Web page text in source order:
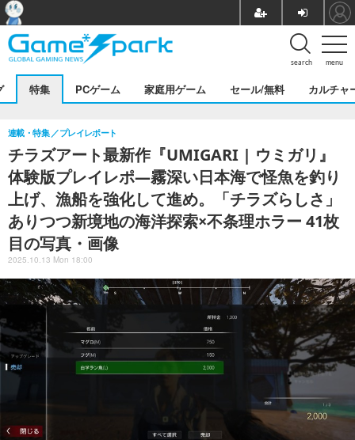
menu
search
特集 PCゲーム 家庭用ゲーム セール/無料 カルチャ
チラズアート最新作『UMIGARI | ウミガリ』
体験版プレイレポ―霧深い日本海で怪魚を釣り
上げ、漁船を強化して進め。「チラズらしさ」
ありつつ新境地の海洋探索×不条理ホラー 41枚
目の写真・画像
連載・特集 プレイレポート
2025.10.13 Mon 18:00